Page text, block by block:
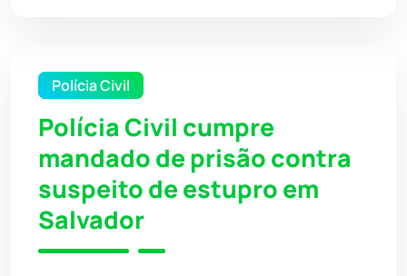
Polícia Civil
Polícia Civil cumpre
mandado de prisão contra
suspeito de estupro em
Salvador